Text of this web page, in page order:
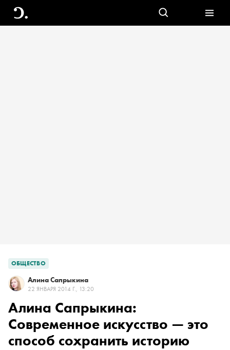
ОБЩЕСТВО
Алина Сапрыкина
22 ЯНВАРЯ 2014 Г., 13:20
Алина Сапрыкина:
Cовременное искусство — это
способ сохранить историю